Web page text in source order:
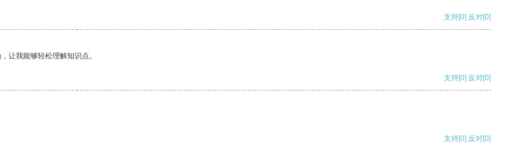
支持[0] 反对[0]
让我能够轻松理解知识点。
支持[0] 反对[0]
支持[0] 反对[0]